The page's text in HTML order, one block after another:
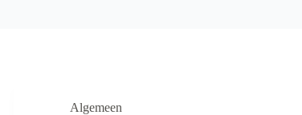
Algemeen